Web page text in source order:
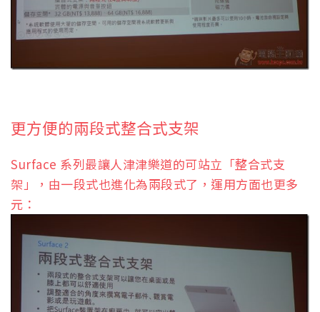
更方便的兩段式整合式支架
Surface 系列最讓人津津樂道的可站立「整合式支
架」，由一段式也進化為兩段式了，運用方面也更多
元：